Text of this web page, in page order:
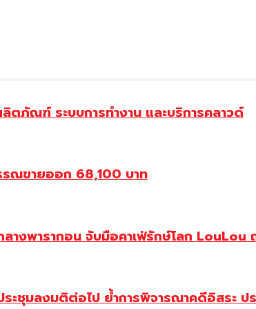
ตภัณฑ์ ระบบการทำงาน และบริการคลาวด์
ณขายออก 68,100 บาท
างพารากอน จับมือคาเฟ่รักษ์โลก
ชุมลงมติต่อไป ย้ำการพิจารณาคดีอิสระ ป